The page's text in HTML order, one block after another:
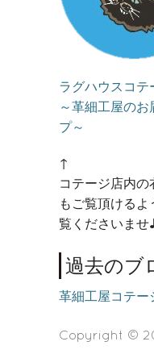
ラグハウスコテ
～革細工屋の
プ～
↑
コテージ店内
もご覧頂ける
覧くださいませ
過去のブ
革細工屋コテー
Copyright ©